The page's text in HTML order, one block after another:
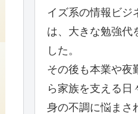
イズ系の情報ビジ
は、大きな勉強代
した。
その後も本業や夜
ら家族を支える日
身の不調に悩まさ